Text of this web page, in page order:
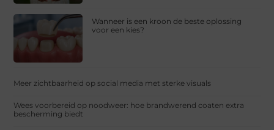
Wanneer is een kroon de beste oplossing
voor een kies?
Meer zichtbaarheid op social media met sterke visuals
Wees voorbereid op noodweer: hoe brandwerend coaten extra
bescherming biedt